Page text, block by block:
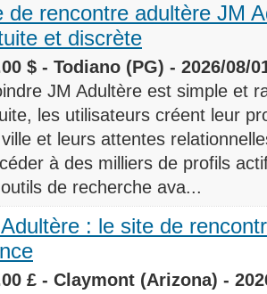
de rencontre adultère JM
et discrète
$ - Todiano (PG) - 2026/08/
JM Adultère est simple et
les utilisateurs créent leur
et leurs attentes
à des milliers de profils
de recherche ava...
: le site de
£ - Claymont (Arizona) -